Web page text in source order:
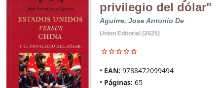
privilegio del dólar"
Aguirre, Jose Antonio De
Union Editorial (2025)
EAN: 9788472099494
Páginas: 65